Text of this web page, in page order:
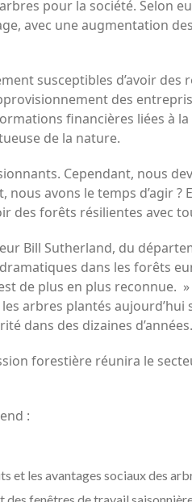
pour la société. Selon
avec une augmentation
susceptibles d’avoir des
des
financières liées à
de la nature.
Cependant, nous
avons le temps d’agir ?
forêts résilientes avec
Bill Sutherland, du
dans les forêts
de plus en plus reconnue.
arbres plantés
dans des dizaines
forestière réunira le
:
et les avantages sociaux des
fenêtres de travail